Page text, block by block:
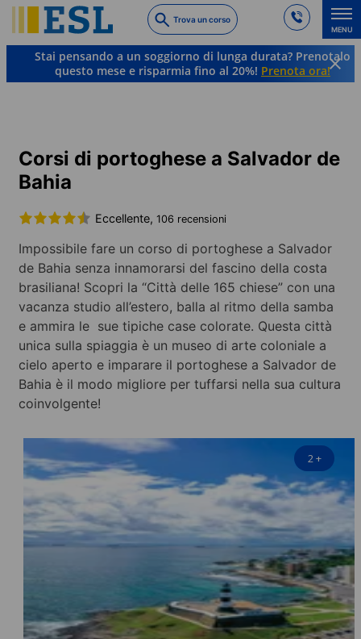
to
main
content
Trova un corso
MENU
Stai pensando a un soggiorno di lunga durata? Prenotalo
questo mese e risparmia fino al 20%! Prenota ora!
Corsi di portoghese a Salvador de
Bahia
Eccellente, 106 recensioni
Impossibile fare un corso di portoghese a Salvador
de Bahia senza innamorarsi del fascino della costa
brasiliana! Scopri la “Città delle 165 chiese” con una
vacanza studio all’estero, balla al ritmo della samba
e ammira le sue tipiche case colorate. Questa città
unica sulla spiaggia è un museo di arte coloniale a
cielo aperto e imparare il portoghese a Salvador de
Bahia è il modo migliore per tuffarsi nella sua cultura
coinvolgente!
2+